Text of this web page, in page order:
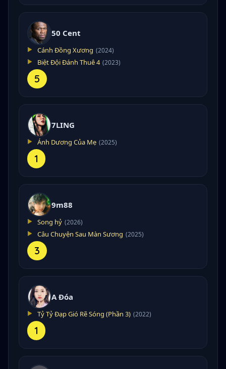
50 Cent
Cánh Đồng Xương (2024)
Biệt Đội Đánh Thuê 4 (2023)
5
7LING
Ánh Dương Của Mẹ (2025)
1
9m88
Song hỷ (2026)
Câu Chuyện Sau Màn Sương (2025)
3
A Đóa
Tỷ Tỷ Đạp Gió Rẽ Sóng (Phần 3) (2022)
1